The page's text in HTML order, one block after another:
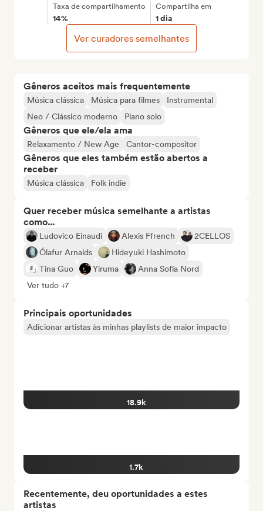
Gêneros aceitos mais frequentemente
Música clássica Música para filmes
Instrumental
Neo / Clássico moderno
Piano solo
Gêneros que ele/ela ama
Relaxamento / New Age Cantor-compositor
Gêneros que eles também estão abertos a
receber
Música clássica Folk indie
Quer receber música semelhante a artistas
como...
Ludovico Einaudi Alexis Ffrench
2CELLOS
Ólafur Arnalds
Hideyuki Hashimoto
Tina Guo
Yiruma
Anna Sofia Nord
Ver tudo +7
Principais oportunidades
Adicionar artistas às minhas playlists de maior impacto
18.9k
1.7k
Recentemente, deu oportunidades a estes
artistas
Taxa de compartilhamento
14%
Compartilha em
1 dia
Ver curadores semelhantes